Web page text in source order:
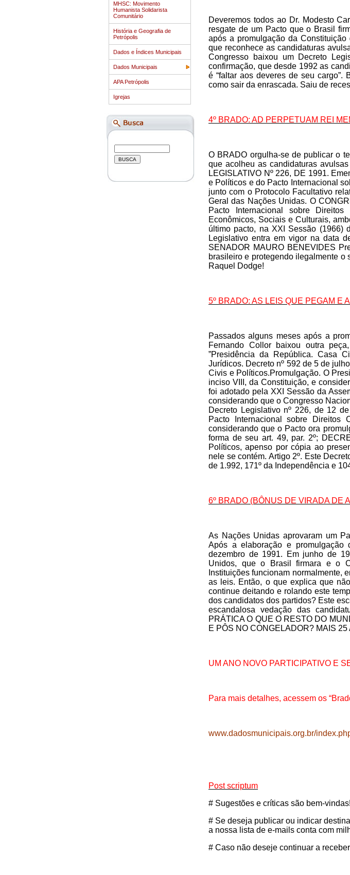
MHSC: Movimento
Humanista Solidarista
Comunitário
História e Geografia de
Petrópolis
Dados e Índices Municipais
Dados Municipais
APA Petrópolis
Igrejas
Deveremos todos ao Dr. Modesto
resgate de um Pacto que o Brasil
após a promulgação da
que reconhece as candidaturas
Congresso baixou um Decreto
confirmação, que desde 1992 as
é “faltar aos deveres de seu
como sair da enrascada. Saiu de
4º BRADO: AD PERPETUAM REI
O BRADO orgulha-se de publicar o
que acolheu as candidaturas
LEGISLATIVO Nº 226, DE 1991.
e Políticos e do Pacto Internacional
junto com o Protocolo Facultativo
Geral das Nações Unidas. O
Pacto Internacional sobre
Econômicos, Sociais e Culturais,
último pacto, na XXI Sessão (1966)
Legislativo entra em vigor na data
SENADOR MAURO BENEVIDES
brasileiro e protegendo ilegalmente o
Raquel Dodge!
5º BRADO: AS LEIS QUE PEGAM E
Passados alguns meses após a
Fernando Collor baixou outra
”Presidência da República. Casa
Jurídicos. Decreto nº 592 de 5 de
Civis e Políticos.Promulgação. O
inciso VIII, da Constituição, e
foi adotado pela XXI Sessão da
considerando que o Congresso
Decreto Legislativo nº 226, de 12
Pacto Internacional sobre
considerando que o Pacto ora
forma de seu art. 49, par. 2º;
Políticos, apenso por cópia ao
nele se contém. Artigo 2º. Este
de 1.992, 171º da Independência e
6º BRADO (BÔNUS DE VIRADA DE
As Nações Unidas aprovaram um
Após a elaboração e
dezembro de 1991. Em junho de
Unidos, que o Brasil firmara e o
Instituições funcionam normalmente,
as leis. Então, o que explica que
continue deitando e rolando este
dos candidatos dos partidos? Este
escandalosa vedação das
PRÁTICA O QUE O RESTO DO
E PÔS NO CONGELADOR? MAIS 25
UM ANO NOVO PARTICIPATIVO E
Para mais detalhes, acessem os
www.dadosmunicipais.org.br/
Post scriptum
# Sugestões e críticas são bem-vindas!
# Se deseja publicar ou indicar
a nossa lista de e-mails conta com
# Caso não deseje continuar a